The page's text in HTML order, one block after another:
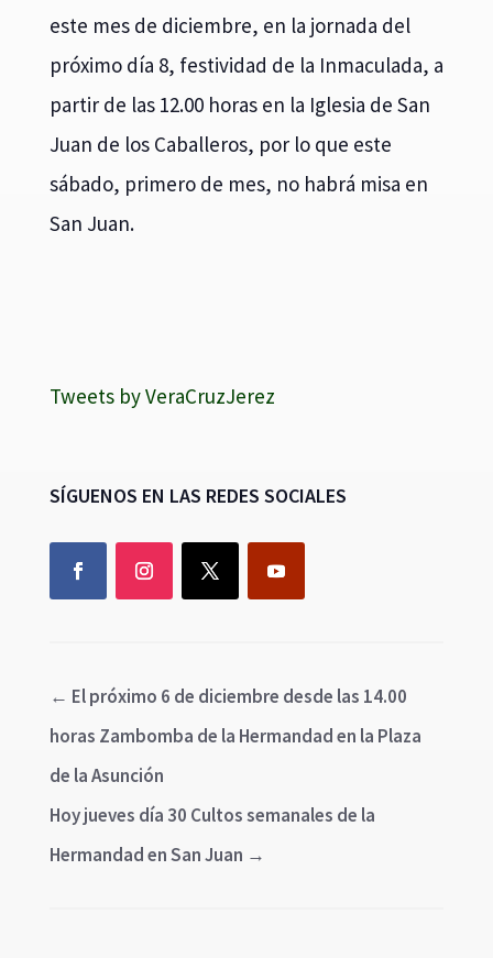
este mes de diciembre, en la jornada del
próximo día 8, festividad de la Inmaculada, a
partir de las 12.00 horas en la Iglesia de San
Juan de los Caballeros, por lo que este
sábado, primero de mes, no habrá misa en
San Juan.
Tweets by VeraCruzJerez
SÍGUENOS EN LAS REDES SOCIALES
← El próximo 6 de diciembre desde las 14.00
horas Zambomba de la Hermandad en la Plaza
de la Asunción
Hoy jueves día 30 Cultos semanales de la
Hermandad en San Juan →